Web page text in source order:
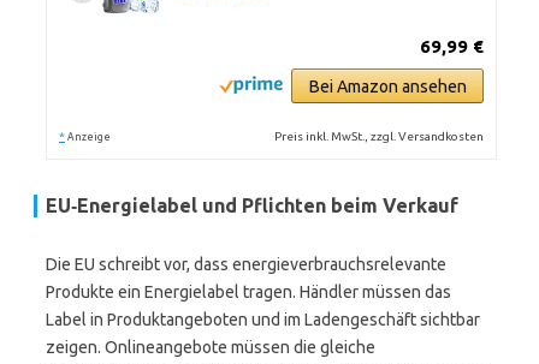
69,99 €
Bei Amazon ansehen
* Anzeige Preis inkl. MwSt., zzgl. Versandkosten
EU‑Energielabel und Pflichten beim Verkauf
Die EU schreibt vor, dass energieverbrauchsrelevante
Produkte ein Energielabel tragen. Händler müssen das
Label in Produktangeboten und im Ladengeschäft sichtbar
zeigen. Onlineangebote müssen die gleiche